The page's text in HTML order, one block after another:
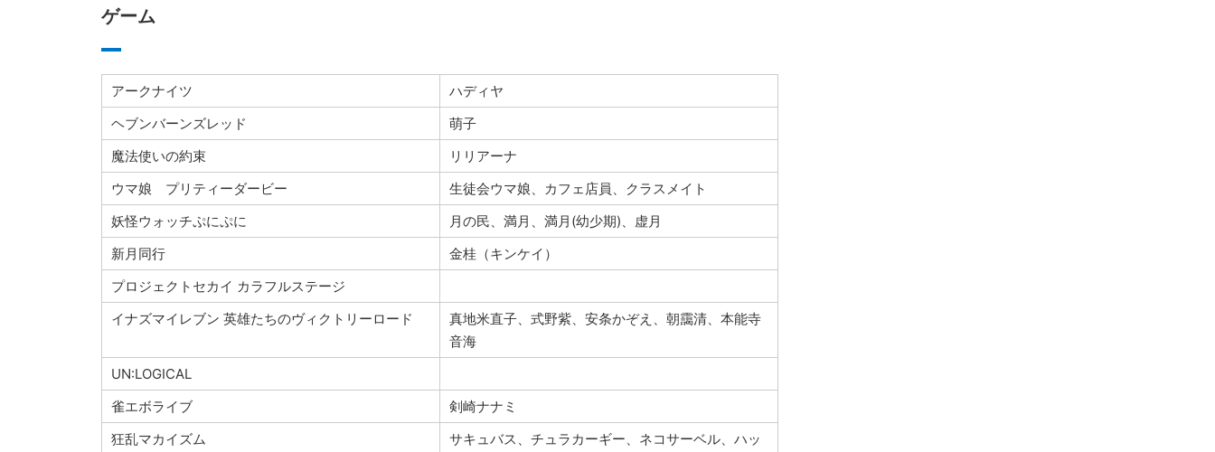
ゲーム
アークナイツ
ハディヤ
ヘブンバーンズレッド
萌子
魔法使いの約束
リリアーナ
ウマ娘 プリティーダービー
生徒会ウマ娘、カフェ店員、クラスメイト
妖怪ウォッチぷにぷに
月の民、満月、満月(幼少期)、虚月
新月同行
金桂（キンケイ）
プロジェクトセカイ カラフルステージ
イナズマイレブン 英雄たちのヴィクトリーロード
真地米直子、式野紫、安条かぞえ、朝靄清、本能寺
音海
UN:LOGICAL
雀エボライブ
剣崎ナナミ
狂乱マカイズム
サキュバス、チュラカーギー、ネコサーベル、ハッ